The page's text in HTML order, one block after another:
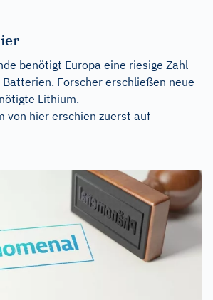
benötigt Europa eine riesige Zahl
Forscher erschließen neue
Lithium.
von hier erschien zuerst auf